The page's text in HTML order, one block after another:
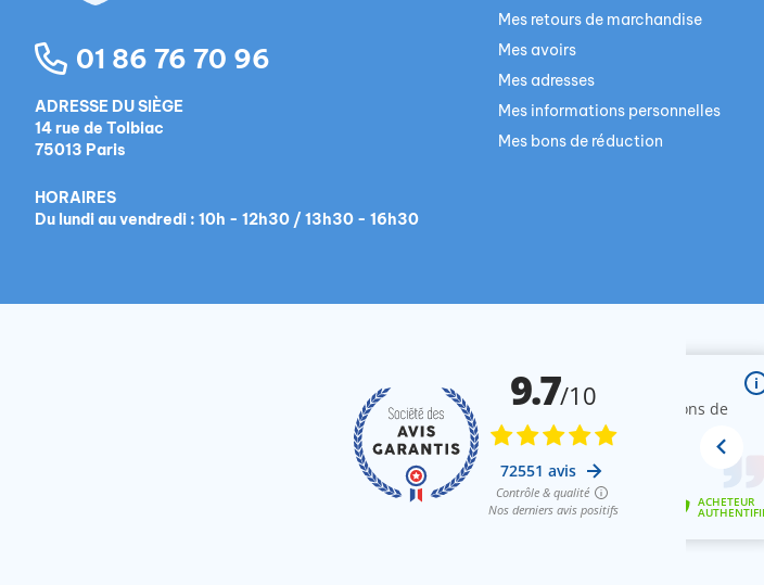
01 86 76 70 96
ADRESSE DU SIÈGE
14 rue de Tolbiac
75013 Paris
HORAIRES
Du lundi au vendredi : 10h - 12h30 / 13h30 - 16h30
Mes retours de marchandise
Mes avoirs
Mes adresses
Mes informations personnelles
Mes bons de réduction